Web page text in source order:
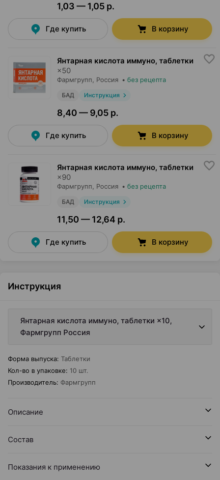
1,03 — 1,05 р.
Где купить В корзину
Янтарная кислота иммуно, таблетки
×50
Фармгрупп , Россия • без рецепта
БАД Инструкция
8,40 — 9,05 р.
Где купить В корзину
Янтарная кислота иммуно, таблетки
×90
Фармгрупп , Россия • без рецепта
БАД Инструкция
11,50 — 12,64 р.
Где купить В корзину
Инструкция
Янтарная кислота иммуно, таблетки ×10,
Фармгрупп Россия
Форма выпуска: Таблетки
Кол-во в упаковке: 10 шт.
Производитель: Фармгрупп
Описание
Состав
Показания к применению